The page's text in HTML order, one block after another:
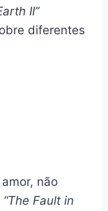
II”
diferentes
não
“The Fault in